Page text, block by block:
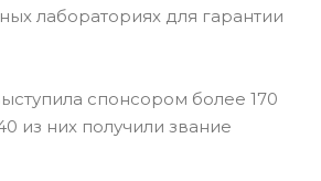
лабораториях для гарантии
спонсором более 170
из них получили звание